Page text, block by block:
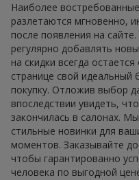
Наиболее
разлетаются мгновенно,
после появления на
регулярно добавлять
на скидки всегда
странице свой идеальный
покупку. Отложив выбор
впоследствии увидеть,
закончилась в салонах.
стильные новинки для
моментов. Заказывайте
чтобы гарантированно
человека по выгодной